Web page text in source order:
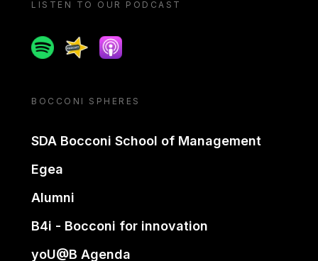
LISTEN TO OUR PODCAST
SpotifySpreakerApple podcast
BOCCONI SPHERES
SDA Bocconi School of Management
Egea
Alumni
B4i - Bocconi for innovation
yoU@B Agenda